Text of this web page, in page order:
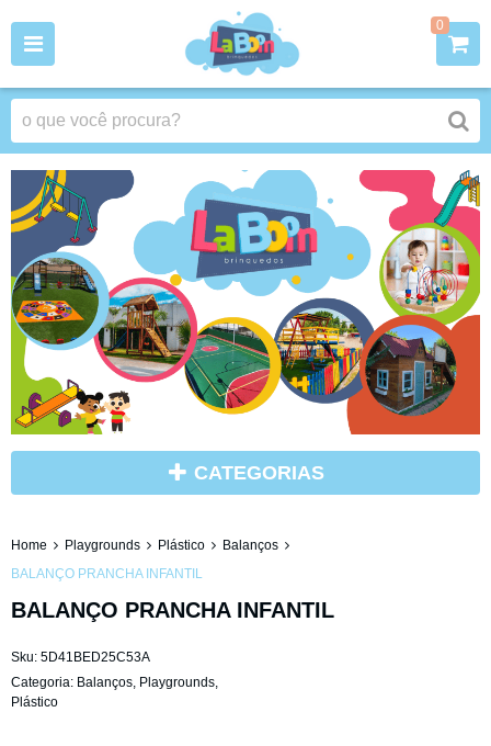
0
CATEGORIAS
Home Playgrounds Plástico
Balanços
BALANÇO PRANCHA INFANTIL
BALANÇO PRANCHA INFANTIL
Sku: 5D41BED25C53A
Categoria: Balanços, Playgrounds,
Plástico